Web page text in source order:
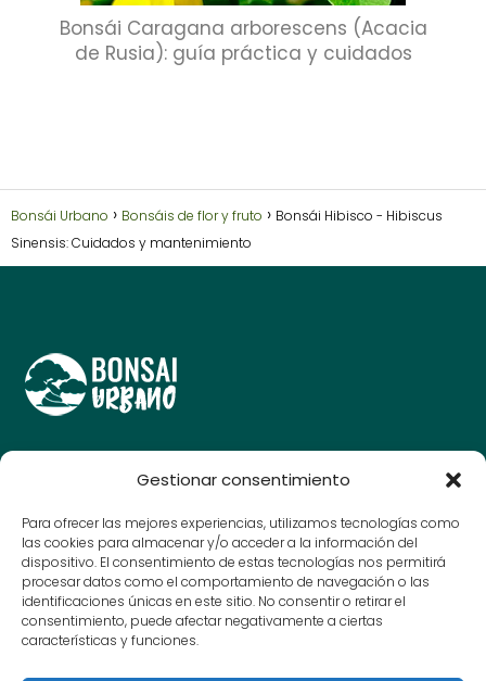
Gestionar consentimiento
Para ofrecer las mejores experiencias, utilizamos tecnologías como
las cookies para almacenar y/o acceder a la información del
dispositivo. El consentimiento de estas tecnologías nos permitirá
procesar datos como el comportamiento de navegación o las
identificaciones únicas en este sitio. No consentir o retirar el
consentimiento, puede afectar negativamente a ciertas
características y funciones.
Bonsái Caragana arborescens (Acacia
de Rusia): guía práctica y cuidados
Bonsái Urbano Bonsáis de flor y fruto
Bonsái Hibisco - Hibiscus
Sinensis: Cuidados y mantenimiento
Guías y consejos para amantes del bonsái, cuida y
© Bonsai Urbano 2025
Contacto
Aviso Legal
Política de Privacidad